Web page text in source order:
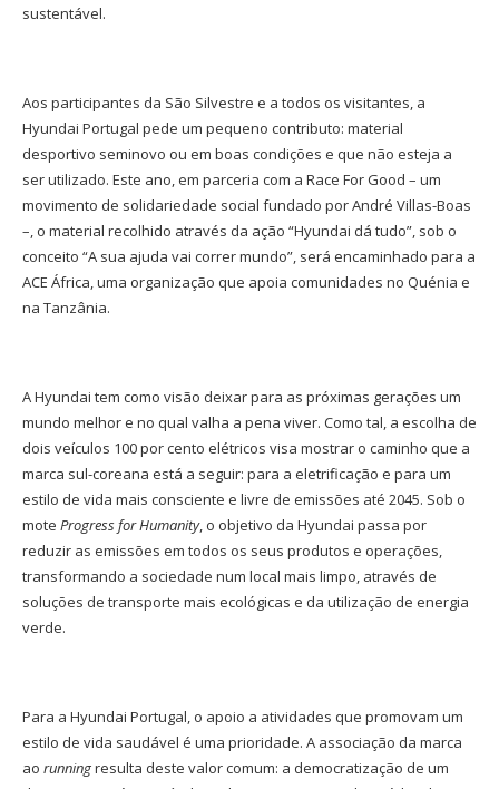
sustentável.
Aos participantes da São Silvestre e a todos os visitantes, a
Hyundai Portugal pede um pequeno contributo: material
desportivo seminovo ou em boas condições e que não esteja a
ser utilizado. Este ano, em parceria com a Race For Good – um
movimento de solidariedade social fundado por André Villas-Boas
–, o material recolhido através da ação “Hyundai dá tudo”, sob o
conceito “A sua ajuda vai correr mundo”, será encaminhado para a
ACE África, uma organização que apoia comunidades no Quénia e
na Tanzânia.
A Hyundai tem como visão deixar para as próximas gerações um
mundo melhor e no qual valha a pena viver. Como tal, a escolha de
dois veículos 100 por cento elétricos visa mostrar o caminho que a
marca sul-coreana está a seguir: para a eletrificação e para um
estilo de vida mais consciente e livre de emissões até 2045. Sob o
mote Progress for Humanity, o objetivo da Hyundai passa por
reduzir as emissões em todos os seus produtos e operações,
transformando a sociedade num local mais limpo, através de
soluções de transporte mais ecológicas e da utilização de energia
verde.
Para a Hyundai Portugal, o apoio a atividades que promovam um
estilo de vida saudável é uma prioridade. A associação da marca
ao runningresulta deste valor comum: a democratização de um